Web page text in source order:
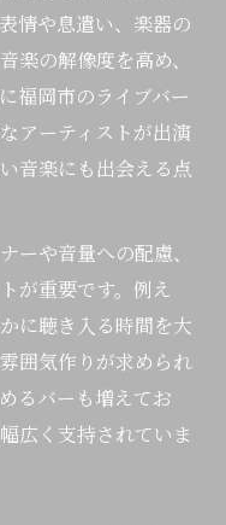
ッションの楽し
の新しい魅力とは
特別な体験
の魅力
者のリアルな出
を共有する喜び
参加も夢じゃない
音楽とコミュニテ
情や息遣い、楽器の
楽の解像度を高め、
福岡市のライブバー
アーティストが出演
音楽にも出会える点
ーや音量への配慮、
が重要です。例え
に聴き入る時間を大
囲気作りが求められ
るバーも増えてお
広く支持されていま